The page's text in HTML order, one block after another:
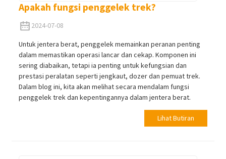
Apakah fungsi penggelek trek?
2024-07-08
Untuk jentera berat, penggelek memainkan peranan penting
dalam memastikan operasi lancar dan cekap. Komponen ini
sering diabaikan, tetapi ia penting untuk kefungsian dan
prestasi peralatan seperti jengkaut, dozer dan pemuat trek.
Dalam blog ini, kita akan melihat secara mendalam fungsi
penggelek trek dan kepentingannya dalam jentera berat.
Lihat Butiran